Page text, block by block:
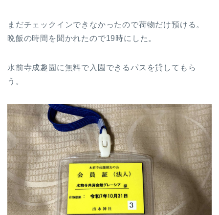
まだチェックインできなかったので荷物だけ預ける。
晩飯の時間を聞かれたので19時にした。
水前寺成趣園に無料で入園できるパスを貸してもら
う。